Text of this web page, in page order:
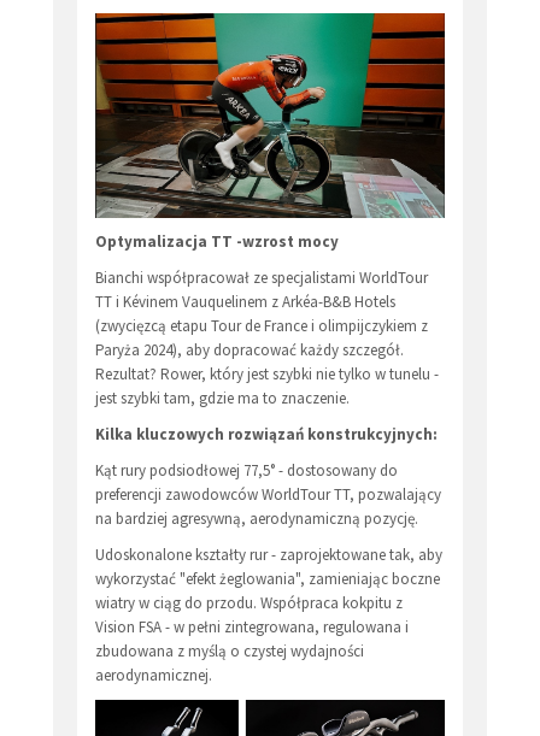
Optymalizacja TT -wzrost mocy
Bianchi współpracował ze specjalistami WorldTour
TT i Kévinem Vauquelinem z Arkéa-B&B Hotels
(zwycięzcą etapu Tour de France i olimpijczykiem z
Paryża 2024), aby dopracować każdy szczegół.
Rezultat? Rower, który jest szybki nie tylko w tunelu -
jest szybki tam, gdzie ma to znaczenie.
Kilka kluczowych rozwiązań konstrukcyjnych:
Kąt rury podsiodłowej 77,5° - dostosowany do
preferencji zawodowców WorldTour TT, pozwalający
na bardziej agresywną, aerodynamiczną pozycję.
Udoskonalone kształty rur - zaprojektowane tak, aby
wykorzystać "efekt żeglowania", zamieniając boczne
wiatry w ciąg do przodu. Współpraca kokpitu z
Vision FSA - w pełni zintegrowana, regulowana i
zbudowana z myślą o czystej wydajności
aerodynamicznej.